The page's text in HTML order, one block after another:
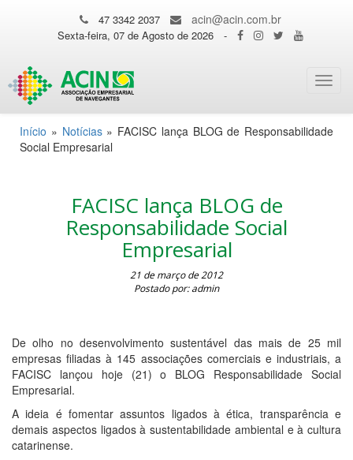
47 3342 2037 acin@acin.com.br
Sexta-feira, 07 de Agosto de 2026 -
Início » Notícias» FACISC lança BLOG de Responsabilidade
Social Empresarial
FACISC lança BLOG de
Responsabilidade Social
Empresarial
21 de março de 2012
Postado por: admin
De olho no desenvolvimento sustentável das mais de 25 mil
empresas filiadas à 145 associações comerciais e industriais, a
FACISC lançou hoje (21) o BLOG Responsabilidade Social
Empresarial.
A ideia é fomentar assuntos ligados à ética, transparência e
demais aspectos ligados à sustentabilidade ambiental e à cultura
catarinense.